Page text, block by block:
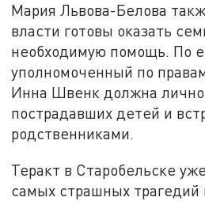
Мария Львова-Белова
власти готовы оказать
необходимую помощь. По
уполномоченный по
Инна Швенк должна лично
пострадавших детей и
родственниками.
Теракт в Старобельске
самых страшных трагедий